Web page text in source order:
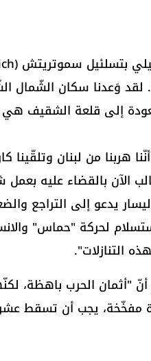
لقد وَعدنا سكان الشّمال
إلى ​قلعة الشقيف​
هربنا من لبنان وتلقّينا
أنّ "اليسار يدعو إلى
لحركة "حماس"
التنازلات".
الحرب باهظة،
مفخّخة، يجب أن تسقط